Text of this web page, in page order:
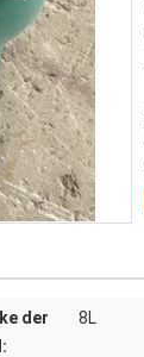
der
8L